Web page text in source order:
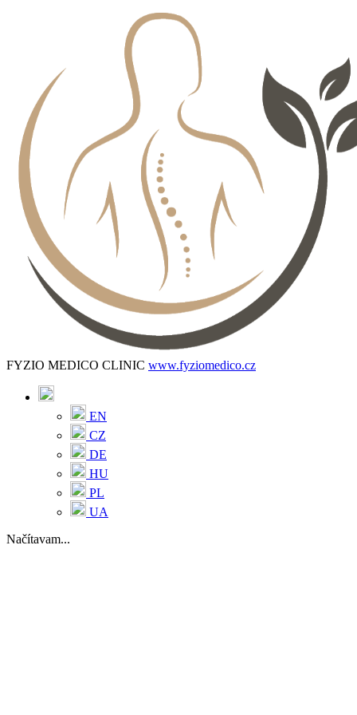
FYZIO MEDICO CLINIC www.fyziomedico.cz
EN
CZ
DE
HU
PL
UA
Načítavam...